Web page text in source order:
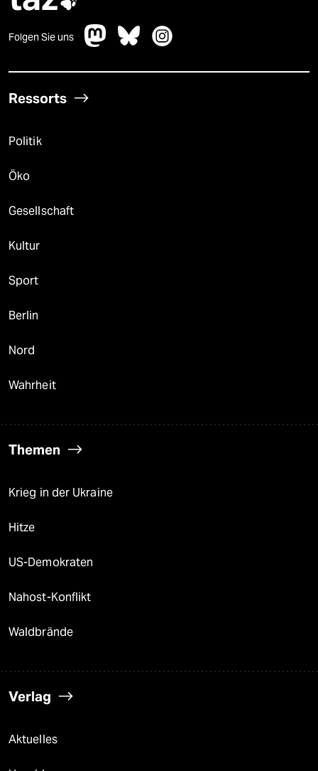
Folgen Sie uns
Ressorts
Politik
Öko
Gesellschaft
Kultur
Sport
Berlin
Nord
Wahrheit
Themen
Krieg in der Ukraine
Hitze
US-Demokraten
Nahost-Konflikt
Waldbrände
Verlag
Aktuelles